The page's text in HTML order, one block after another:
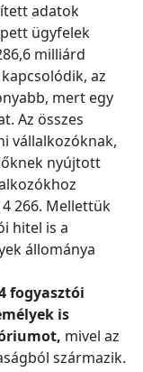
adatok
ügyfelek
milliárd
az
mert egy
Az összes
vállalkozóknak,
nyújtott
266. Mellettük
hitel is a
állománya
fogyasztói
is
mivel az
származik.